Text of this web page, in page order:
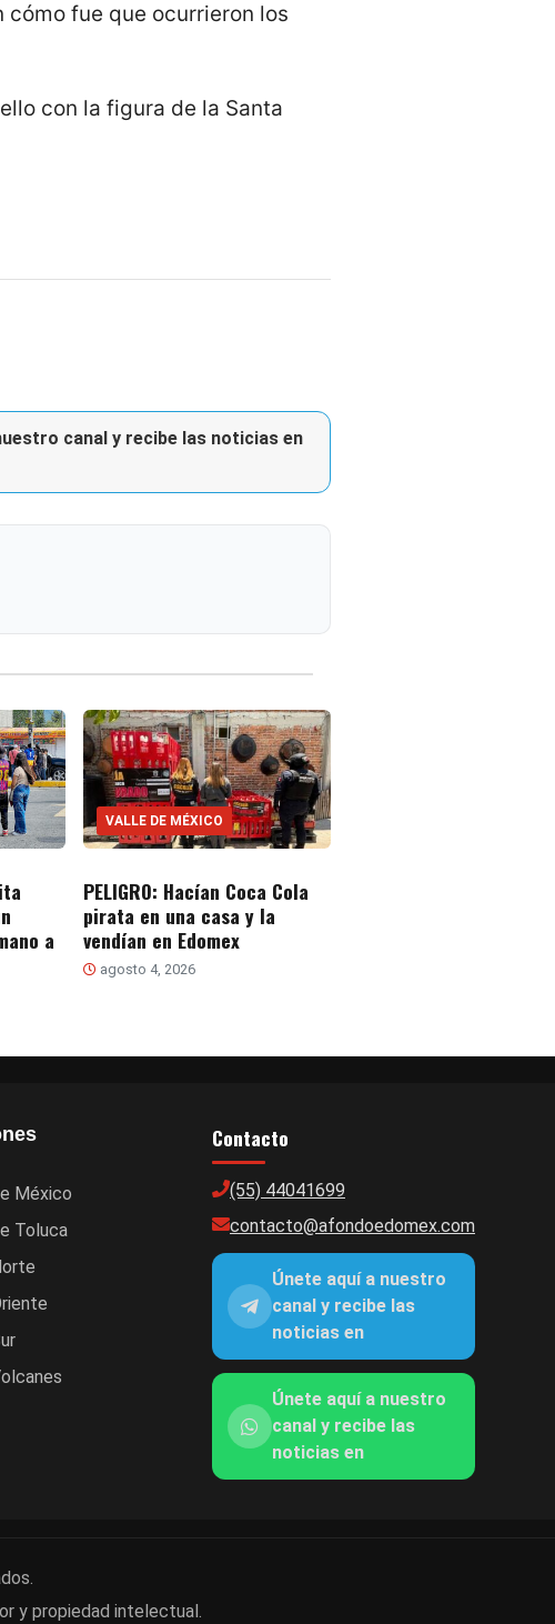
fue que ocurrieron los
con la figura de la Santa
canal y recibe las noticias en
a
VALLE DE MÉXICO
PELIGRO: Hacían Coca Cola
pirata en una casa y la
vendían en Edomex
agosto 4, 2026
México
Toluca
Contacto
(55) 44041699
contacto@afondoedomex.com
Únete aquí a nuestro
canal y recibe las
noticias en
Únete aquí a nuestro
canal y recibe las
noticias en
y propiedad intelectual.